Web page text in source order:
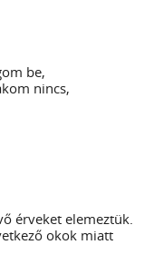
be,
nincs,
érveket elemeztük.
okok miatt